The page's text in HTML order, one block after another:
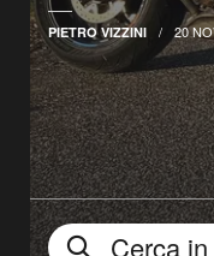
PIETRO VIZZINI 20